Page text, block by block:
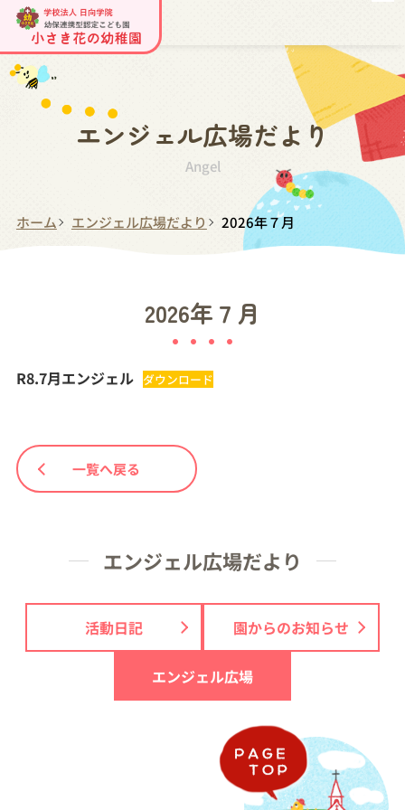
エンジェル広場だより
Angel
ホーム エンジェル広場だより 2026年７月
2026年７月
R8.7月エンジェル ダウンロード
一覧へ戻る
エンジェル広場だより
活動日記 園からのお知らせ
エンジェル広場